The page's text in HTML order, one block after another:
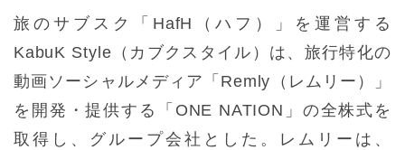
旅のサブスク「HafH（ハフ）」を運営する
KabuK Style（カブクスタイル）は、旅行特化の
動画ソーシャルメディア「Remly（レムリー）」
を開発・提供する「ONE NATION」の全株式を
取得し、グループ会社とした。レムリーは、